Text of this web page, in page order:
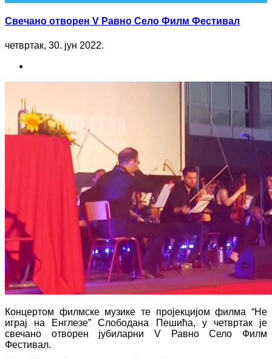
Свечано отворен V Равно Село Филм Фестивал
четвртак, 30. јун 2022.
Концертом филмске музике те пројекцијом филма “Не
играј на Енглезе” Слободана Пешића, у четвртак је
свечано отворен јубиларни V Равно Село Филм
Фестивал.